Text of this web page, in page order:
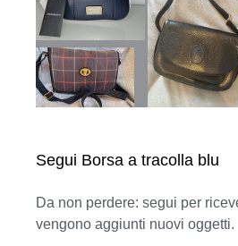
Segui Borsa a tracolla blu
Da non perdere: segui per
vengono aggiunti nuovi oggetti.